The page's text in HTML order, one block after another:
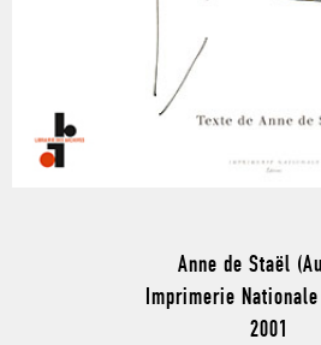
Anne de Staël
Imprimerie
2001